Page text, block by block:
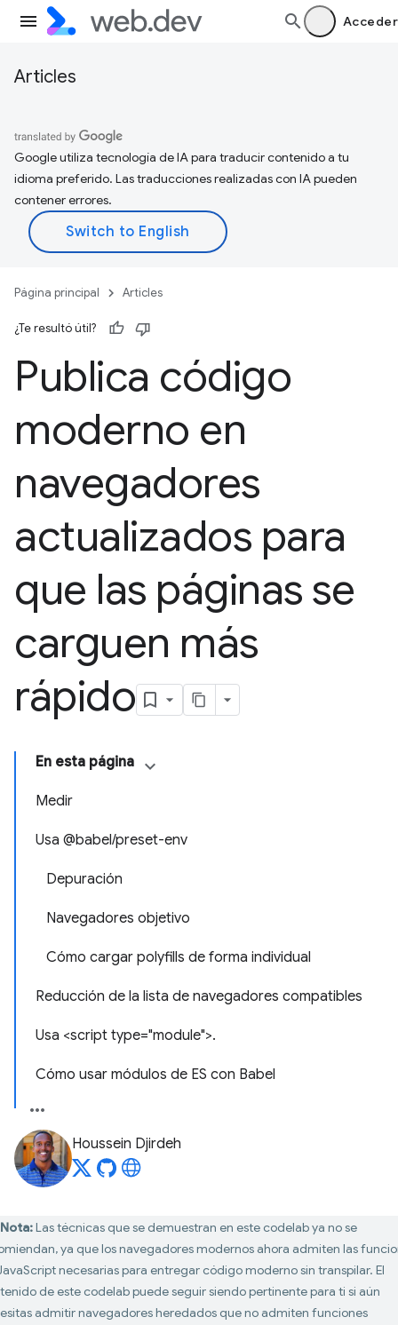
Acceder
Articles
Google utiliza tecnología de IA para traducir contenido a tu
idioma preferido. Las traducciones realizadas con IA pueden
contener errores.
Página principal Articles
¿Te resultó útil?
Publica código
moderno en
navegadores
actualizados para
que las páginas se
carguen más
rápido
En esta página
Medir
Usa @babel/preset-env
Depuración
Navegadores objetivo
Cómo cargar polyfills de forma individual
Reducción de la lista de navegadores compatibles
Usa <script type="module">.
Cómo usar módulos de ES con Babel
Houssein Djirdeh
Nota:Las técnicas que se demuestran en este codelab ya no se
ya que los navegadores modernos ahora admiten las
necesarias para entregar código moderno sin transpilar. El
de este codelab puede seguir siendo pertinente para ti si aún
admitir navegadores heredados que no admiten funciones